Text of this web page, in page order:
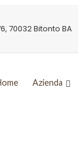
70032 Bitonto BA
Azienda